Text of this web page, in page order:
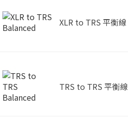
XLR to TRS 平衡線
TRS to TRS 平衡線